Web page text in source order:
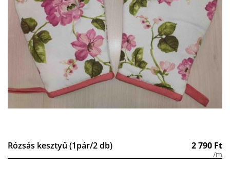
Rózsás kesztyű (1pár/2 db) 2 790 Ft
/m